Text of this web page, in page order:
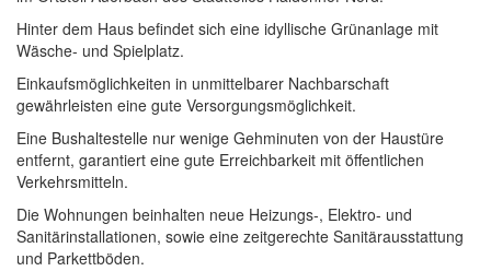
Hinter dem Haus befindet sich eine idyllische Grünanlage mit
Wäsche- und Spielplatz.
Einkaufsmöglichkeiten in unmittelbarer Nachbarschaft
gewährleisten eine gute Versorgungsmöglichkeit.
Eine Bushaltestelle nur wenige Gehminuten von der Haustüre
entfernt, garantiert eine gute Erreichbarkeit mit öffentlichen
Verkehrsmitteln.
Die Wohnungen beinhalten neue Heizungs-, Elektro- und
Sanitärinstallationen, sowie eine zeitgerechte Sanitärausstattung
und Parkettböden.